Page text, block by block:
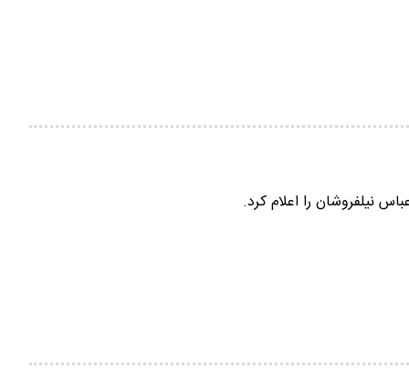
نیلفروشان را اعلام کرد.